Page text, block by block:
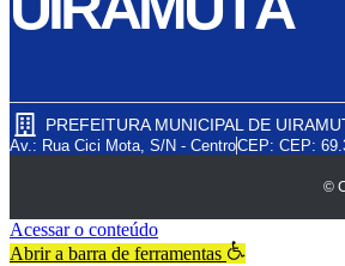
PREFEITURA MUNICIPAL DE
Av.: Rua Cici Mota, S/N - CentroCEP: CEP:
©
Acessar o conteúdo
Abrir a barra de ferramentas